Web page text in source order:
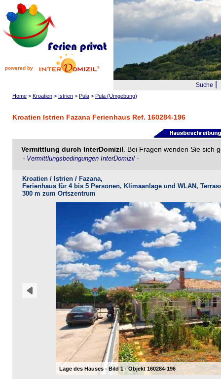
powered by
Suche
Home > Kroatien > Istrien > Pula > Pula (Umgebung)
Kroatien Istrien Fazana Ferienhaus Ref. 160284-196
Vermittlung durch InterDomizil . Bei Fragen wenden Sie sich
- Vermittlungsbedingungen InterDomizil -
Kroatien / Istrien / Fazana,
Ferienhaus für 4 bis 5 Personen, Klimaanlage und WLAN,
300 m zum Ortszentrum
Lage des Hauses - Bild 1 - Objekt 160284-196